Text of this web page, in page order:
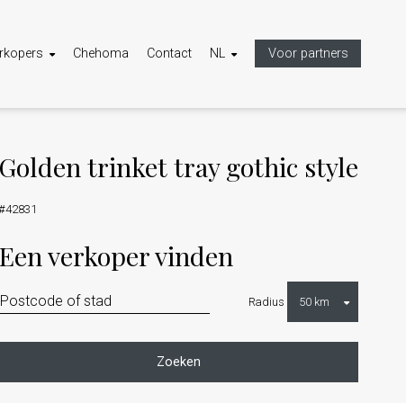
Chehoma Contact NL Voor partners
Golden trinket tray gothic style
Een verkoper vinden
Radius
Zoeken